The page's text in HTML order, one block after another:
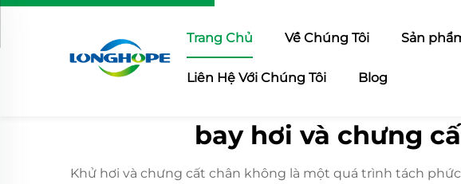
Trang Chủ Về Chúng Tôi Sản
Liên Hệ Với Chúng Tôi Blog
bay hơi và chưng
Khử hơi và chưng cất chân không là một quá trình tách